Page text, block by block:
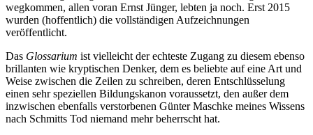
wegkommen, allen voran Ernst Jünger, lebten ja noch. Erst 2015
wurden (hoffentlich) die vollständigen Aufzeichnungen
veröffentlicht.
Das Glossarium ist vielleicht der echteste Zugang zu diesem ebenso
brillanten wie kryptischen Denker, dem es beliebte auf eine Art und
Weise zwischen die Zeilen zu schreiben, deren Entschlüsselung
einen sehr speziellen Bildungskanon voraussetzt, den außer dem
inzwischen ebenfalls verstorbenen Günter Maschke meines Wissens
nach Schmitts Tod niemand mehr beherrscht hat.